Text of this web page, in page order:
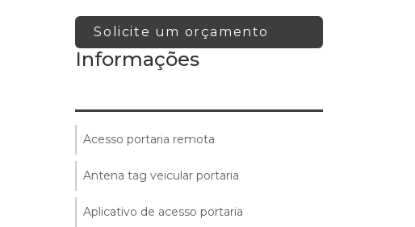
Solicite um orçamento
Informações
Acesso portaria remota
Antena tag veicular portaria
Aplicativo de acesso portaria